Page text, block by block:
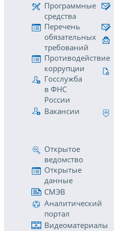
Программные
средства
Перечень
обязательных
требований
Противодействие
коррупции
Госслужба
в ФНС
России
Вакансии
Открытое
ведомство
Открытые
данные
СМЭВ
Аналитический
портал
Видеоматериалы